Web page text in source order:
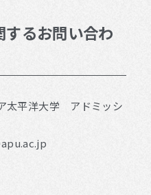
るお問い合わ
太平洋大学 アドミッシ